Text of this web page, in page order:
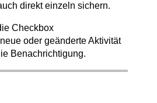
direkt einzeln sichern.
Checkbox
oder geänderte Aktivität
Benachrichtigung.